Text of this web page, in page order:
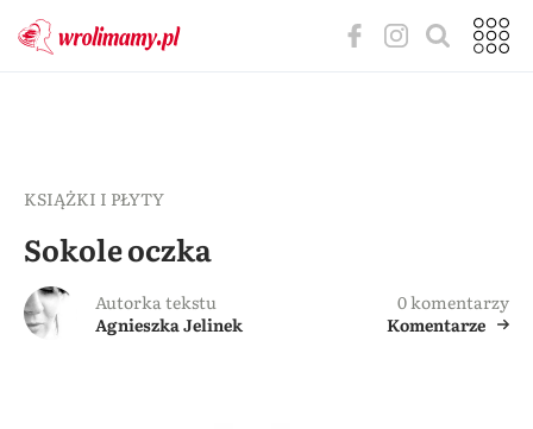
KSIĄŻKI I PŁYTY
Sokole oczka
Autorka tekstu
Agnieszka Jelinek
0 komentarzy
Komentarze